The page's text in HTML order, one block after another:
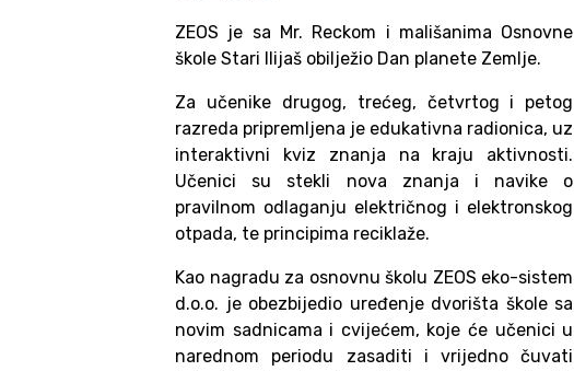
ZEOS je sa Mr. Reckom i mališanima Osnovne
škole Stari Ilijaš obilježio Dan planete Zemlje.
Za učenike drugog, trećeg, četvrtog i petog
razreda pripremljena je edukativna radionica, uz
interaktivni kviz znanja na kraju aktivnosti.
Učenici su stekli nova znanja i navike o
pravilnom odlaganju električnog i elektronskog
otpada, te principima reciklaže.
Kao nagradu za osnovnu školu ZEOS eko-sistem
d.o.o. je obezbijedio uređenje dvorišta škole sa
novim sadnicama i cvijećem, koje će učenici u
narednom periodu zasaditi i vrijedno čuvati